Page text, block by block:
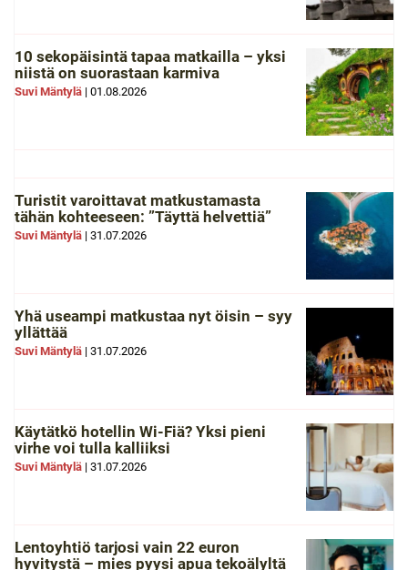
10 sekopäisintä tapaa matkailla – yksi
niistä on suorastaan karmiva
Suvi Mäntylä | 01.08.2026
Turistit varoittavat matkustamasta
tähän kohteeseen: ”Täyttä helvettiä”
Suvi Mäntylä | 31.07.2026
Yhä useampi matkustaa nyt öisin – syy
yllättää
Suvi Mäntylä | 31.07.2026
Käytätkö hotellin Wi-Fiä? Yksi pieni
virhe voi tulla kalliiksi
Suvi Mäntylä | 31.07.2026
Lentoyhtiö tarjosi vain 22 euron
hyvitystä – mies pyysi apua tekoälyltä